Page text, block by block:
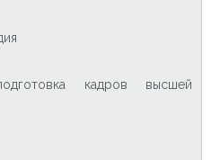
кадров высшей